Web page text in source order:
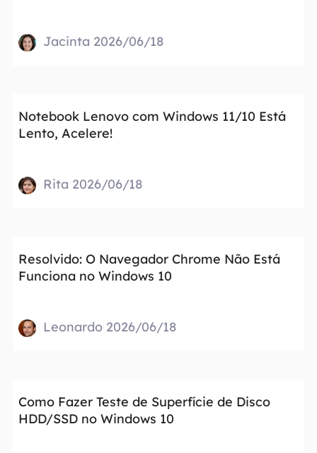
Jacinta 2026/06/18
Notebook Lenovo com Windows 11/10 Está
Lento, Acelere!
Rita 2026/06/18
Resolvido: O Navegador Chrome Não Está
Funciona no Windows 10
Leonardo 2026/06/18
Como Fazer Teste de Superfície de Disco
HDD/SSD no Windows 10